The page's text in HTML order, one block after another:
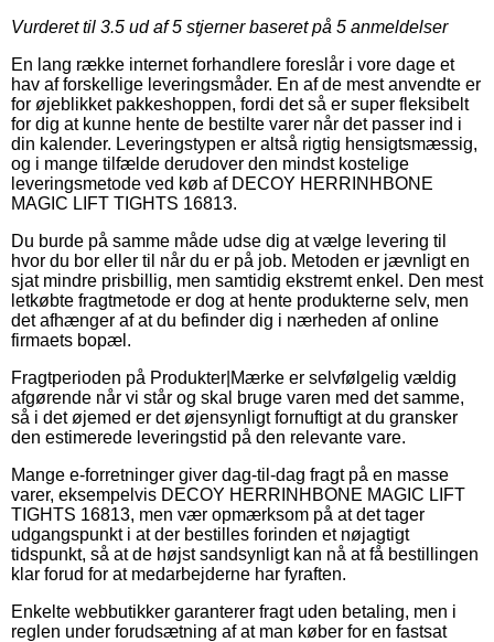
Vurderet til 3.5 ud af 5 stjerner baseret på 5 anmeldelser
En lang række internet forhandlere foreslår i vore dage et
hav af forskellige leveringsmåder. En af de mest anvendte er
for øjeblikket pakkeshoppen, fordi det så er super fleksibelt
for dig at kunne hente de bestilte varer når det passer ind i
din kalender. Leveringstypen er altså rigtig hensigtsmæssig,
og i mange tilfælde derudover den mindst kostelige
leveringsmetode ved køb af DECOY HERRINHBONE
MAGIC LIFT TIGHTS 16813.
Du burde på samme måde udse dig at vælge levering til
hvor du bor eller til når du er på job. Metoden er jævnligt en
sjat mindre prisbillig, men samtidig ekstremt enkel. Den mest
letkøbte fragtmetode er dog at hente produkterne selv, men
det afhænger af at du befinder dig i nærheden af online
firmaets bopæl.
Fragtperioden på Produkter|Mærke er selvfølgelig vældig
afgørende når vi står og skal bruge varen med det samme,
så i det øjemed er det øjensynligt fornuftigt at du gransker
den estimerede leveringstid på den relevante vare.
Mange e-forretninger giver dag-til-dag fragt på en masse
varer, eksempelvis DECOY HERRINHBONE MAGIC LIFT
TIGHTS 16813, men vær opmærksom på at det tager
udgangspunkt i at der bestilles forinden et nøjagtigt
tidspunkt, så at de højst sandsynligt kan nå at få bestillingen
klar forud for at medarbejderne har fyraften.
Enkelte webbutikker garanterer fragt uden betaling, men i
reglen under forudsætning af at man køber for en fastsat